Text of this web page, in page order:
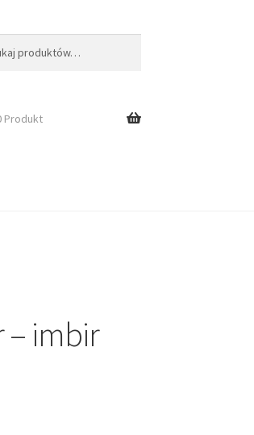
Produkt
– imbir